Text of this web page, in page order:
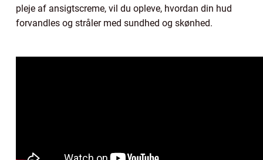
pleje af ansigtscreme, vil du opleve, hvordan din hud
forvandles og stråler med sundhed og skønhed.